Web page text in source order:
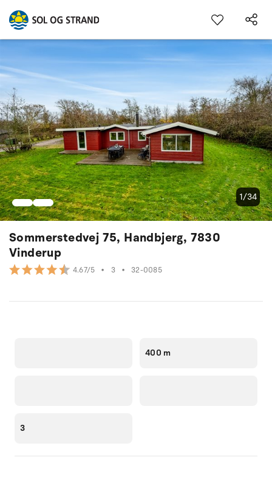
Sommerstedvej 75, Handbjerg, 7830
Vinderup
4.67/5 • 3 • 32-0085
1/34
400 m
3